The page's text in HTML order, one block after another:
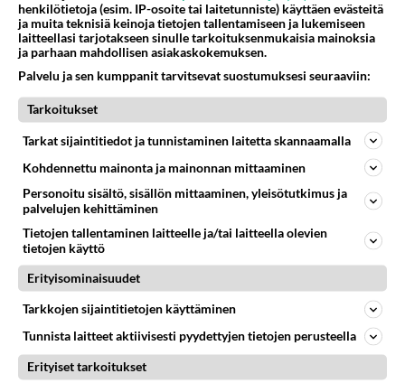
isäpuoli on tämä suosittu
laulaja
ja Noora Louhimo vihdoinkin
yhdessä - Tätä moni jo odotti
Danny, 83, teki yllättävän
Helmi Loukasmäki?
Kun yksi kauhallinen ei riitä...
Tämä helppo arkiruoka ei jää
syömättä!
henkilötietoja (esim. IP-osoite tai laitetunniste) käyttäen evästeitä
ja muita teknisiä keinoja tietojen tallentamiseen ja lukemiseen
laitteellasi tarjotakseen sinulle tarkoituksenmukaisia mainoksia
ja parhaan mahdollisen asiakaskokemuksen.
Palvelu ja sen kumppanit tarvitsevat suostumuksesi seuraaviin:
Tarkoitukset
Tarkat sijaintitiedot ja tunnistaminen laitetta skannaamalla
Kohdennettu mainonta ja mainonnan mittaaminen
Personoitu sisältö, sisällön mittaaminen, yleisötutkimus ja
palvelujen kehittäminen
Tietojen tallentaminen laitteelle ja/tai laitteella olevien
tietojen käyttö
Erityisominaisuudet
Tarkkojen sijaintitietojen käyttäminen
Tunnista laitteet aktiivisesti pyydettyjen tietojen perusteella
Erityiset tarkoitukset